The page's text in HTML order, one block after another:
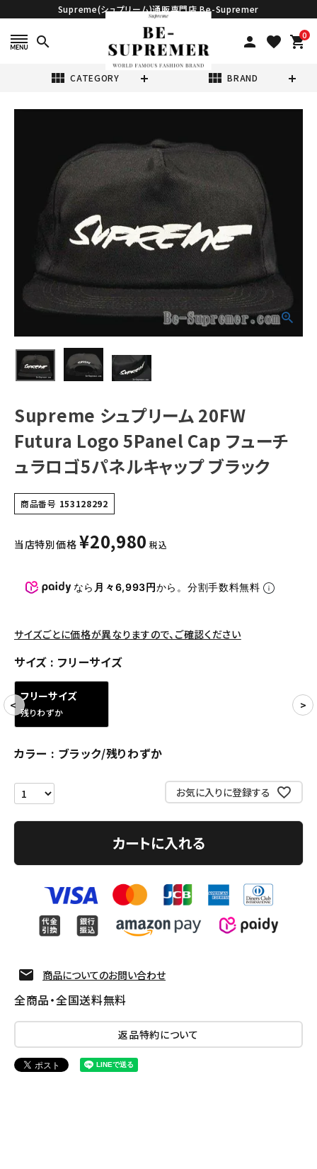
Supreme(シュプリーム)通販専門店 Be-Supremer
search person favorite 0
shopping_cart
view_module CATEGORY view_module BRAND
Supreme シュプ
リーム 20FW
Futura Logo
5Panel Cap フュ
ーチュラロゴ5パ
ネルキャップ ブラ
¥20,980 (税込)
CATEGORY
パーカー・トレーナー
ジャケット・アウター
ニット帽・ビーニー
バックパック・リュック
パンツ・ショーツ
アクセサリー
COLLABORATION BRAND
SEASON
CONTENTS
ACCOUNT MENU
person 会員登録
Follow us
Supreme シュプリーム 20FW
Futura Logo 5Panel Cap フューチ
ュラロゴ5パネルキャップ ブラック
商品番号 153128292
当店特別価格 ¥20,980 税込
なら 月々6,993円から。分割手数料無料
サイズごとに価格が異なりますので、ご確認ください
サイズ フリーサイズ
フリーサイズ
残りわずか
カラー ブラック/残りわずか
お気に入りに登録する
カートに入れる
商品についてのお問い合わせ
全商品・全国送料無料
返品特約について